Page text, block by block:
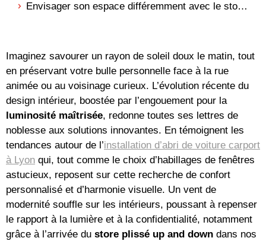
Envisager son espace différemment avec le store plissé up and down
Imaginez savourer un rayon de soleil doux le matin, tout
en préservant votre bulle personnelle face à la rue
animée ou au voisinage curieux. L’évolution récente du
design intérieur, boostée par l’engouement pour la
luminosité maîtrisée, redonne toutes ses lettres de
noblesse aux solutions innovantes. En témoignent les
tendances autour de l’installation d’abri de voiture carport
à Lyon qui, tout comme le choix d’habillages de fenêtres
astucieux, reposent sur cette recherche de confort
personnalisé et d’harmonie visuelle. Un vent de
modernité souffle sur les intérieurs, poussant à repenser
le rapport à la lumière et à la confidentialité, notamment
grâce à l’arrivée du store plissé up and down dans nos